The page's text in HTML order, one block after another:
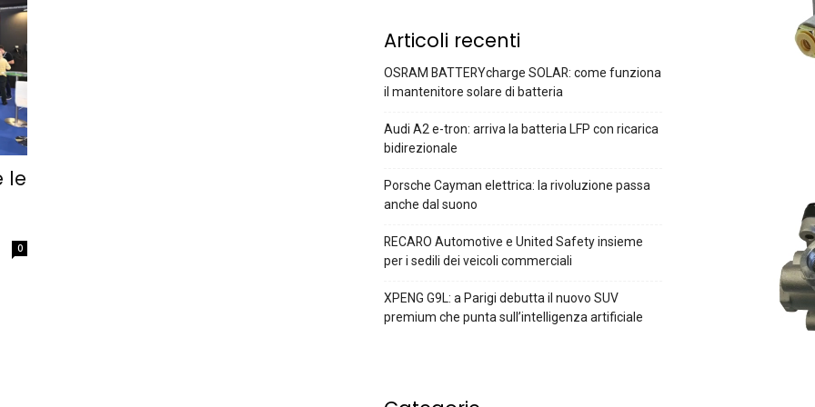
le
0
Articoli recenti
OSRAM BATTERYcharge SOLAR: come funziona
il mantenitore solare di batteria
Audi A2 e-tron: arriva la batteria LFP con ricarica
bidirezionale
Porsche Cayman elettrica: la rivoluzione passa
anche dal suono
RECARO Automotive e United Safety insieme
per i sedili dei veicoli commerciali
XPENG G9L: a Parigi debutta il nuovo SUV
premium che punta sull’intelligenza artificiale